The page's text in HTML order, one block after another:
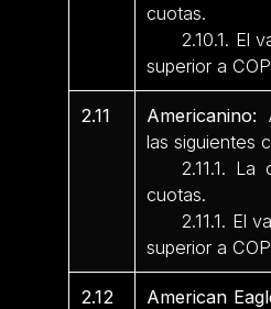
cuotas.
2.10.1. El
superior a
2.11 Americanino:
las siguientes
2.11.1. La
cuotas.
2.11.1. El
superior a
2.12 American